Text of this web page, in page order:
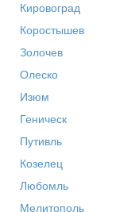
Кировоград
Коростышев
Золочев
Олеско
Изюм
Геническ
Путивль
Козелец
Любомль
Мелитополь